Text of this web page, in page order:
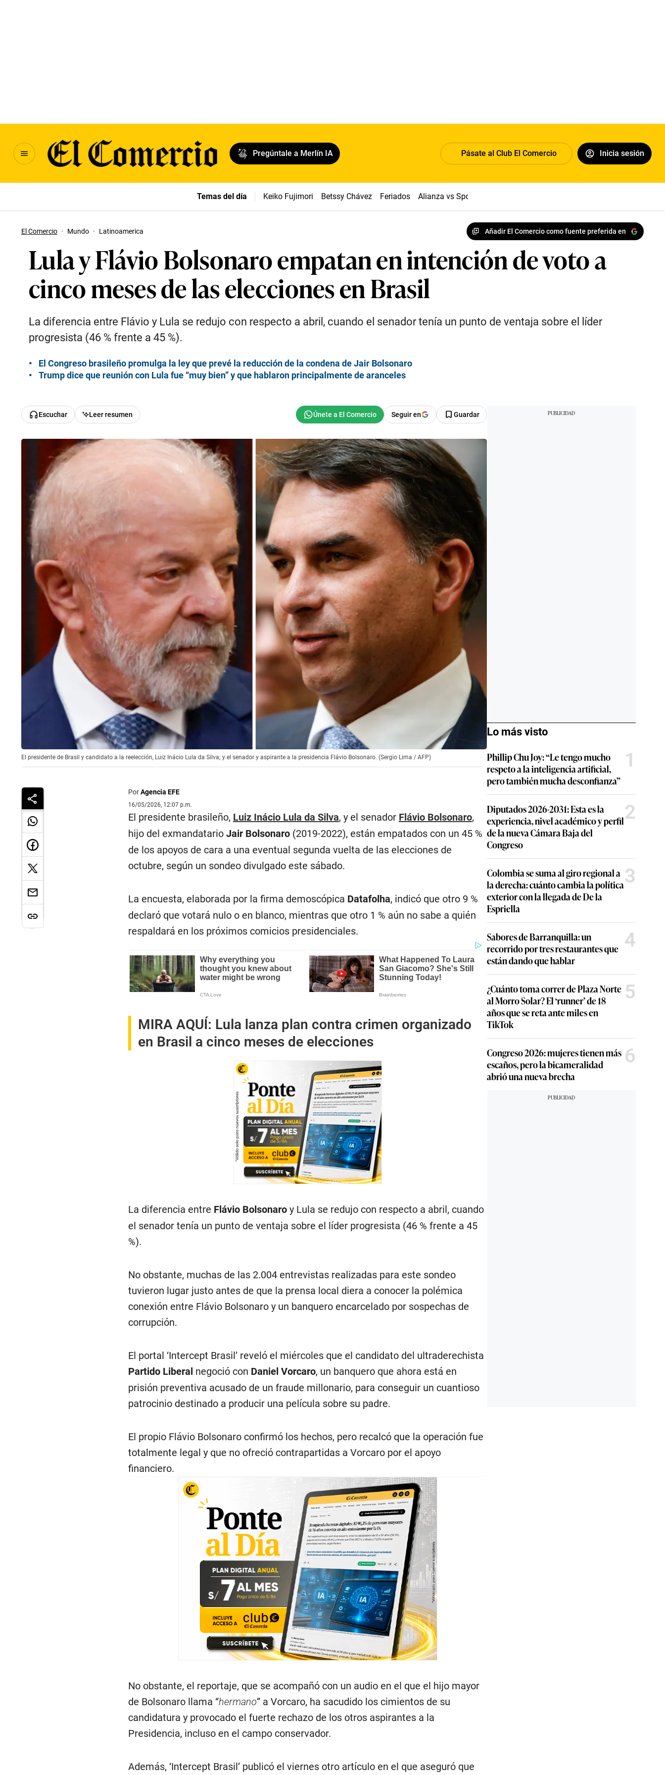
Pregúntale a Merlín IA Pásate al Club El Comercio Inicia sesión
Temas del día Keiko Fujimori Betssy Chávez Feriados Alianza vs Sport Boys
El Comercio · Mundo · Latinoamerica Añadir El Comercio como fuente preferida en
Lula y Flávio Bolsonaro empatan en intención de voto a
cinco meses de las elecciones en Brasil
La diferencia entre Flávio y Lula se redujo con respecto a abril, cuando el senador tenía un punto de ventaja sobre el líder
progresista (46 % frente a 45 %).
El Congreso brasileño promulga la ley que prevé la reducción de la condena de Jair Bolsonaro
Trump dice que reunión con Lula fue “muy bien” y que hablaron principalmente de aranceles
Escuchar Leer resumen Seguir en Guardar
El presidente de Brasil y candidato a la reelección, Luiz Inácio Lula da Silva; y el senador y aspirante a la presidencia Flávio Bolsonaro. (Sergio Lima / AFP)
PorAgencia EFE
16/05/2026, 12:07 p.m.
El presidente brasileño, Luiz Inácio Lula da Silva, y el senador Flávio Bolsonaro,
hijo del exmandatario Jair Bolsonaro(2019-2022), están empatados con un 45 %
de los apoyos de cara a una eventual segunda vuelta de las elecciones de
octubre, según un sondeo divulgado este sábado.
La encuesta, elaborada por la firma demoscópica Datafolha, indicó que otro 9 %
declaró que votará nulo o en blanco, mientras que otro 1 % aún no sabe a quién
respaldará en los próximos comicios presidenciales.
MIRA AQUÍ: Lula lanza plan contra crimen organizado
en Brasil a cinco meses de elecciones
La diferencia entre Flávio Bolsonaroy Lula se redujo con respecto a abril, cuando
el senador tenía un punto de ventaja sobre el líder progresista (46 % frente a 45
%).
No obstante, muchas de las 2.004 entrevistas realizadas para este sondeo
tuvieron lugar justo antes de que la prensa local diera a conocer la polémica
conexión entre Flávio Bolsonaro y un banquero encarcelado por sospechas de
corrupción.
El portal ‘Intercept Brasil’ reveló el miércoles que el candidato del ultraderechista
Partido Liberal negoció con Daniel Vorcaro, un banquero que ahora está en
prisión preventiva acusado de un fraude millonario, para conseguir un cuantioso
patrocinio destinado a producir una película sobre su padre.
El propio Flávio Bolsonaro confirmó los hechos, pero recalcó que la operación fue
totalmente legal y que no ofreció contrapartidas a Vorcaro por el apoyo
financiero.
No obstante, el reportaje, que se acompañó con un audio en el que el hijo mayor
de Bolsonaro llama “hermano” a Vorcaro, ha sacudido los cimientos de su
candidatura y provocado el fuerte rechazo de los otros aspirantes a la
Presidencia, incluso en el campo conservador.
Además, ‘Intercept Brasil’ publicó el viernes otro artículo en el que aseguró que
Lo más visto
Phillip Chu Joy: “Le tengo mucho
respeto a la inteligencia artificial,
pero también mucha desconfianza”
1
Diputados 2026-2031: Esta es la
experiencia, nivel académico y perfil
de la nueva Cámara Baja del
Congreso
2
Colombia se suma al giro regional a
la derecha: cuánto cambia la política
exterior con la llegada de De la
Espriella
3
Sabores de Barranquilla: un
recorrido por tres restaurantes que
están dando que hablar
4
¿Cuánto toma correr de Plaza Norte
al Morro Solar? El ‘runner’ de 18
años que se reta ante miles en
TikTok
5
Congreso 2026: mujeres tienen más
escaños, pero la bicameralidad
abrió una nueva brecha
6